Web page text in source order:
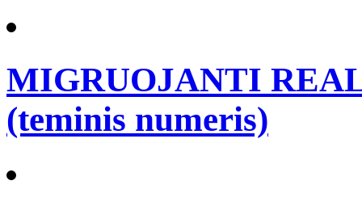
MIGRUOJANTI
(teminis numeris)